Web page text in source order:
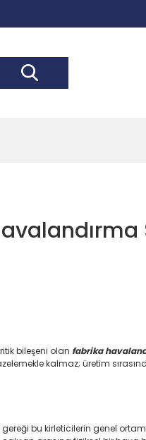
bileşeni olan fabrika
kalmaz; üretim
bu kirleticilerin genel